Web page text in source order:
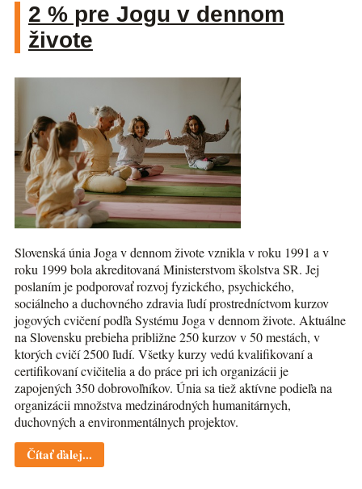
2 % pre Jogu v dennom
živote
Slovenská únia Joga v dennom živote vznikla v roku 1991 a v
roku 1999 bola akreditovaná Ministerstvom školstva SR. Jej
poslaním je podporovať rozvoj fyzického, psychického,
sociálneho a duchovného zdravia ľudí prostredníctvom kurzov
jogových cvičení podľa Systému Joga v dennom živote. Aktuálne
na Slovensku prebieha približne 250 kurzov v 50 mestách, v
ktorých cvičí 2500 ľudí. Všetky kurzy vedú kvalifikovaní a
certifikovaní cvičitelia a do práce pri ich organizácii je
zapojených 350 dobrovoľníkov. Únia sa tiež aktívne podieľa na
organizácii množstva medzinárodných humanitárnych,
duchovných a environmentálnych projektov.
Čítať ďalej...